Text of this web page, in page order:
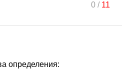
0/ 11
определения: